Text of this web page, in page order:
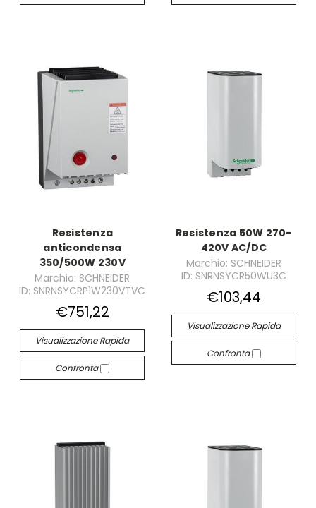
Resistenza
anticondensa
350/500W 230V
Marchio: SCHNEIDER
ID: SNRNSYCRP1W230VTVC
€751,22
Visualizzazione Rapida
Confronta
Resistenza 50W 270-
420V AC/DC
Marchio: SCHNEIDER
ID: SNRNSYCR50WU3C
€103,44
Visualizzazione Rapida
Confronta